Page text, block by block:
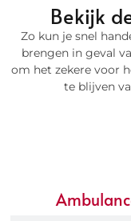
Bekijk
Zo kun je snel
brengen in geval
om het zekere voor
te blijven